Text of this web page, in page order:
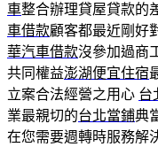
車整合辦理貸屋貸款的
車借款顧客都最近剛好
華汽車借款沒參加過商
共同權益澎湖便宜住宿
立案合法經營之用心 台
業最親切的台北當鋪典
在您需要週轉時服務解